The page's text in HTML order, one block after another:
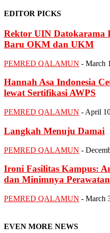
EDITOR PICKS
Rektor UIN Datokarama
Baru OKM dan UKM
PEMRED QALAMUN - March
Hannah Asa Indonesia
lewat Sertifikasi AWPS
PEMRED QALAMUN - April
Langkah Menuju Damai
PEMRED QALAMUN -
Ironi Fasilitas Kampus:
dan Minimnya Perawatan
PEMRED QALAMUN - March
EVEN MORE NEWS